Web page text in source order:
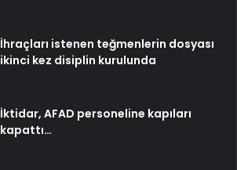
İhraçları istenen teğmenlerin dosyası
ikinci kez disiplin kurulunda
İktidar, AFAD personeline kapıları
kapattı…